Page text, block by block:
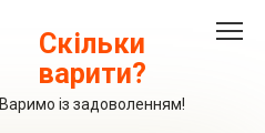
Скільки
варити?
Варимо із задоволенням!